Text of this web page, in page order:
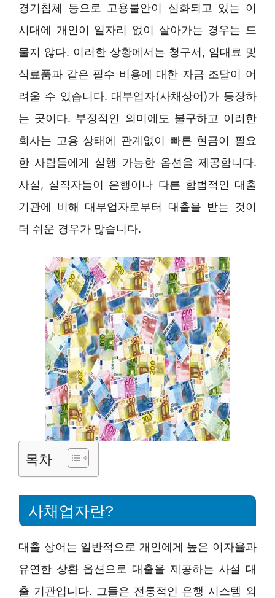
경기침체 등으로 고용불안이 심화되고 있는 이
시대에 개인이 일자리 없이 살아가는 경우는 드
물지 않다. 이러한 상황에서는 청구서, 임대료 및
식료품과 같은 필수 비용에 대한 자금 조달이 어
려울 수 있습니다. 대부업자(사채상어)가 등장하
는 곳이다. 부정적인 의미에도 불구하고 이러한
회사는 고용 상태에 관계없이 빠른 현금이 필요
한 사람들에게 실행 가능한 옵션을 제공합니다.
사실, 실직자들이 은행이나 다른 합법적인 대출
기관에 비해 대부업자로부터 대출을 받는 것이
더 쉬운 경우가 많습니다.
목차
사채업자란?
대출 상어는 일반적으로 개인에게 높은 이자율과
유연한 상환 옵션으로 대출을 제공하는 사설 대
출 기관입니다. 그들은 전통적인 은행 시스템 외